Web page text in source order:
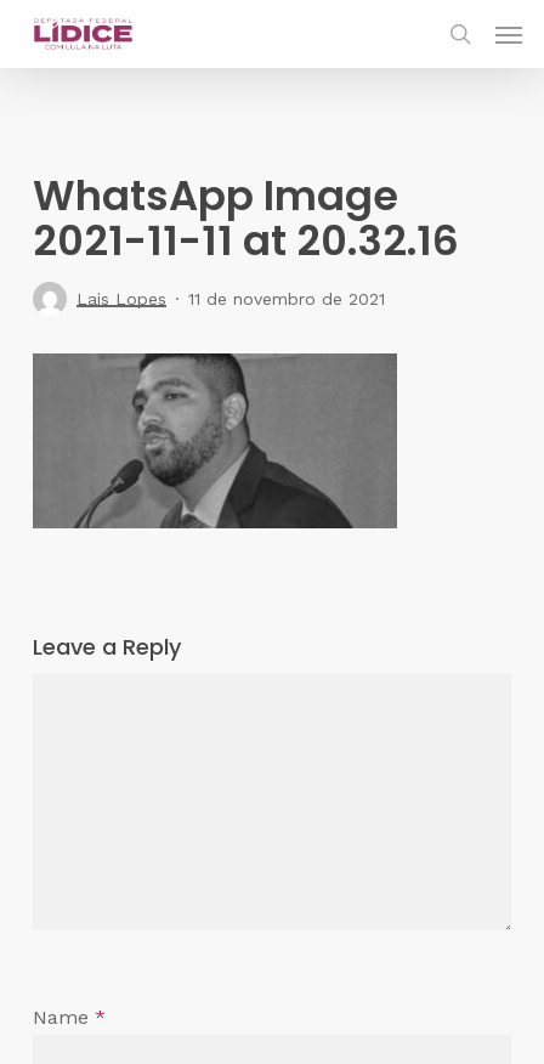
Skip
WhatsApp Image
2021-11-11 at 20.32.16
Lais Lopes 11 de novembro de 2021
Leave a Reply
Name *